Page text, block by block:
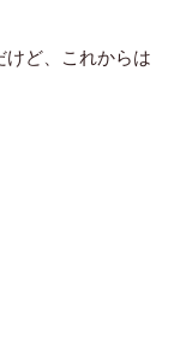
けど、これからは